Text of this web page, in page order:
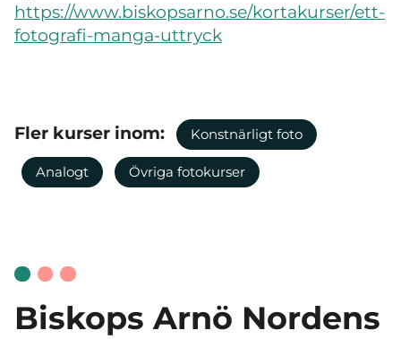
https://www.biskopsarno.se/kortakurser/ett-
fotografi-manga-uttryck
Fler kurser inom: Konstnärligt foto
Analogt Övriga fotokurser
Biskops Arnö Nordens